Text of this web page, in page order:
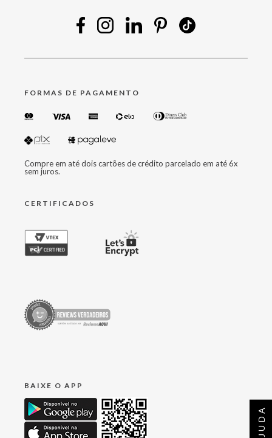
AJUDA
FORMAS DE PAGAMENTO
Compre em até dois cartões de crédito parcelado em até 6x
sem juros.
CERTIFICADOS
BAIXE O APP